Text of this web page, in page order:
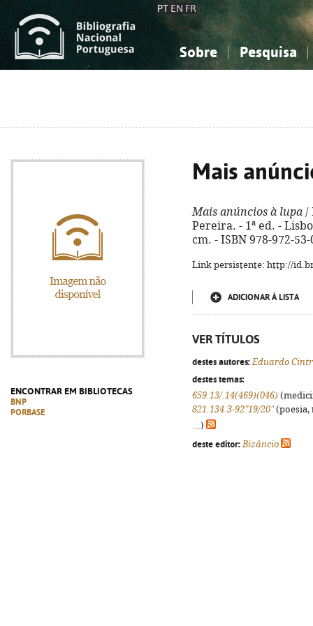
PT EN FR
Sobre Pesquisa
ENCONTRAR EM BIBLIOTECAS
BNP
PORBASE
Mais
Mais anúncios à lupa /
Pereira. - 1ª ed. -
cm. - ISBN 978-972-
Link persistente: http://
ADICIONAR À LISTA
VER TÍTULOS
destes autores: Eduardo
destes temas:
659.13/.14(469)(046)
821.134.3-92"19/20"(poesia,
...)
deste editor: Bizâncio